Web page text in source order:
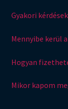
Gyakori kérdések
Mennyibe kerül
Hogyan
Mikor kapom